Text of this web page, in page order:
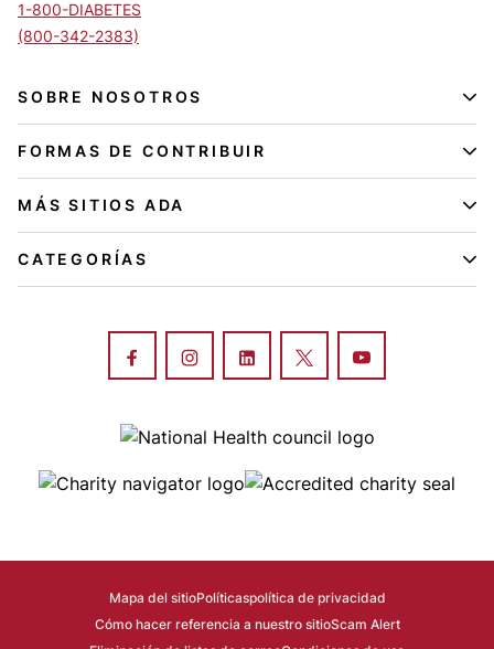
1-800-DIABETES
(800-342-2383)
SOBRE NOSOTROS
FORMAS DE CONTRIBUIR
MÁS SITIOS ADA
CATEGORÍAS
Image
Image Image
Mapa del sitioPolíticaspolítica de privacidad
Cómo hacer referencia a nuestro sitioScam Alert